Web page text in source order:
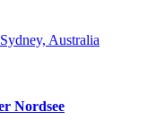
Nordsee